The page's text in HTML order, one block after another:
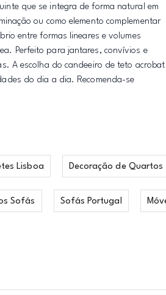
que se integra de forma natural em
ou como elemento complementar
entre formas lineares e volumes
Perfeito para jantares, convívios e
A escolha do candeeiro de teto acrobat
do dia a dia. Recomenda-se
Lisboa Decoração de Quartos
Sofás Sofás Portugal